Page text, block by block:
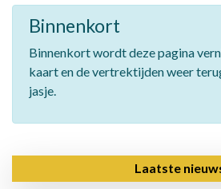
Binnenkort
Binnenkort wordt deze pagina
kaart en de vertrektijden weer
jasje.
Laatste